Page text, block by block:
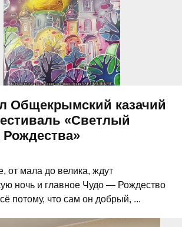
Общекрымский казачий
«Светлый
Рождества»
от мала до велика, ждут
ночь и главное Чудо — Рождество
потому, что сам он добрый, ...